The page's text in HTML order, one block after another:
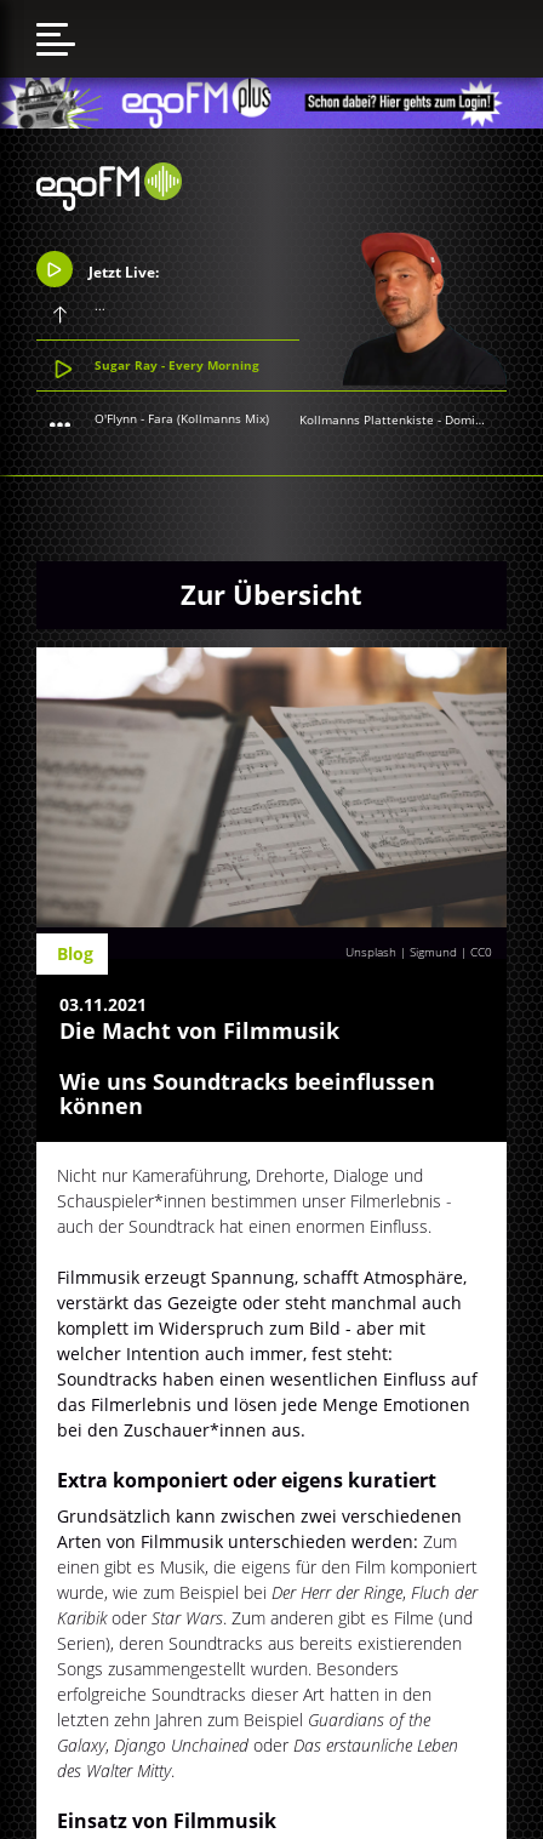
Jetzt Live:
...
Sugar Ray - Every Morning
O'Flynn - Fara (Kollmanns Mix) Kollmanns Plattenkiste - Dominik Kollmann
Zur Übersicht
Unsplash | Sigmund |CC0
Blog
03.11.2021
Die Macht von Filmmusik
Wie uns Soundtracks beeinflussen
können
Nicht nur Kameraführung, Drehorte, Dialoge und
Schauspieler*innen bestimmen unser Filmerlebnis -
auch der Soundtrack hat einen enormen Einfluss.
Filmmusik erzeugt Spannung, schafft Atmosphäre,
verstärkt das Gezeigte oder steht manchmal auch
komplett im Widerspruch zum Bild - aber mit
welcher Intention auch immer, fest steht:
Soundtracks haben einen wesentlichen Einfluss auf
das Filmerlebnis und lösen jede Menge Emotionen
bei den Zuschauer*innen aus.
Extra komponiert oder eigens kuratiert
Grundsätzlich kann zwischen zwei verschiedenen
Arten von Filmmusik unterschieden werden: Zum
einen gibt es Musik, die eigens für den Film komponiert
wurde, wie zum Beispiel bei Der Herr der Ringe,Fluch der
KaribikoderStar Wars. Zum anderen gibt es Filme (und
Serien), deren Soundtracks aus bereits existierenden
Songs zusammengestellt wurden. Besonders
erfolgreiche Soundtracks dieser Art hatten in den
letzten zehn Jahren zum Beispiel Guardians of the
Galaxy,Django Unchained oderDas erstaunliche Leben
des Walter Mitty.
Einsatz von Filmmusik